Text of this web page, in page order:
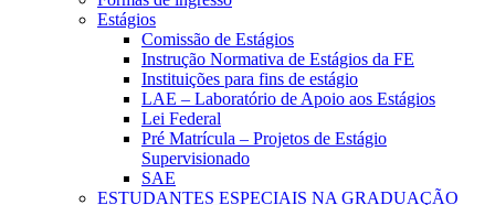
Estágios
Comissão de Estágios
Instrução Normativa de Estágios da FE
Instituições para fins de estágio
LAE – Laboratório de Apoio aos Estágios
Lei Federal
Pré Matrícula – Projetos de Estágio
Supervisionado
SAE
ESTUDANTES ESPECIAIS NA GRADUAÇÃO